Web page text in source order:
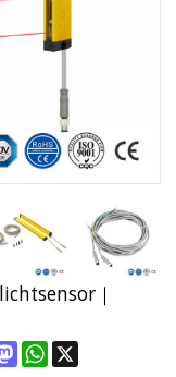
｜
MastodonWhatsApp